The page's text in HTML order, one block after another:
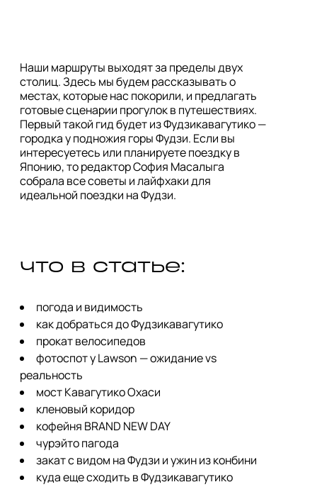
Наши маршруты выходят за пределы двух
столиц. Здесь мы будем рассказывать о
местах, которые нас покорили, и предлагать
готовые сценарии прогулок в путешествиях.
Первый такой гид будет из Фудзикавагутико —
городка у подножия горы Фудзи. Если вы
интересуетесь или планируете поездку в
Японию, то редактор София Масалыга
собрала все советы и лайфхаки для
идеальной поездки на Фудзи.
что в статье:
погода и видимость
как добраться до Фудзикавагутико
прокат велосипедов
фотоспот у Lawson — ожидание vs
реальность
мост Кавагутико Охаси
кленовый коридор
кофейня BRAND NEW DAY
чурэйто пагода
закат с видом на Фудзи и ужин из конбини
куда еще сходить в Фудзикавагутико